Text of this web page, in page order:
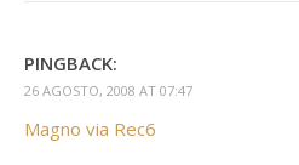
PINGBACK:
26 AGOSTO, 2008 AT 07:47
Magno via Rec6